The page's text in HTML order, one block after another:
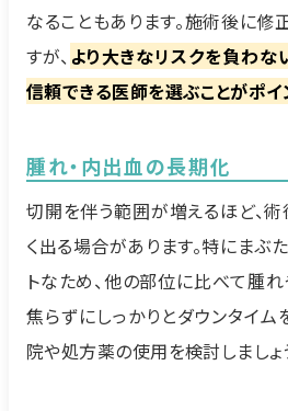
なることもあります。施術後に修
すが、 より大きなリスクを負わな
信頼できる医師を選ぶことがポイ
腫れ・内出血の長期化
切開を伴う範囲が増えるほど、
く出る場合があります。特にまぶ
トなため、他の部位に比べて腫れ
焦らずにしっかりとダウンタイム
院や処方薬の使用を検討しましょ